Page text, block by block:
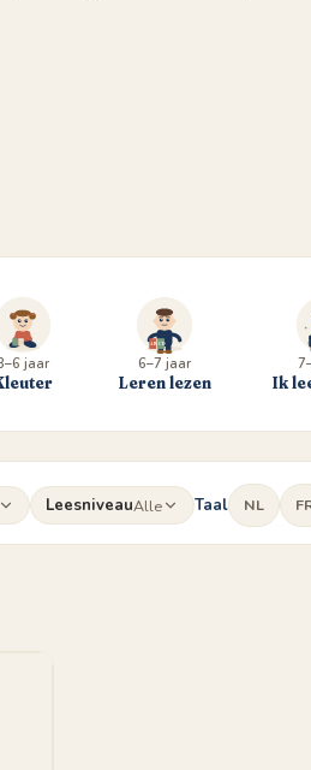
jaar 6–7 jaar
Leren lezen Ik
LeesniveauAlle Taal NL